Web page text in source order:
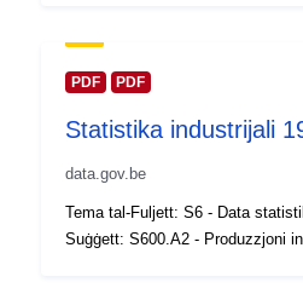
Aċċess:
temporali:
31
PDF PDF
Statistika industrijali
data.gov.be
Tema tal-Fuljett: S6 - Data
Suġġett: S600.A2 - Produzzjoni